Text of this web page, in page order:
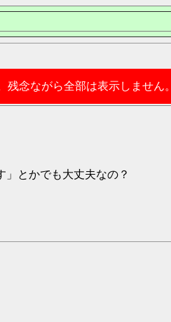
残念ながら全部は表示しません。
とかでも大丈夫なの？